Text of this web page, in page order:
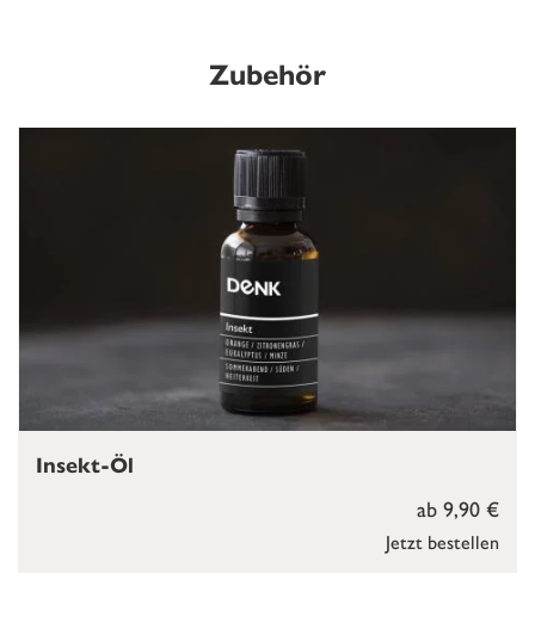
Zubehör
Jetzt bestellen
ab 9,90 €
Insekt-Öl